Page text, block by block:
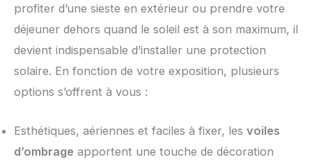
profiter d’une sieste en extérieur ou prendre votre
déjeuner dehors quand le soleil est à son maximum, il
devient indispensable d’installer une protection
solaire. En fonction de votre exposition, plusieurs
options s’offrent à vous :
Esthétiques, aériennes et faciles à fixer, les voiles
d’ombrage apportent une touche de décoration